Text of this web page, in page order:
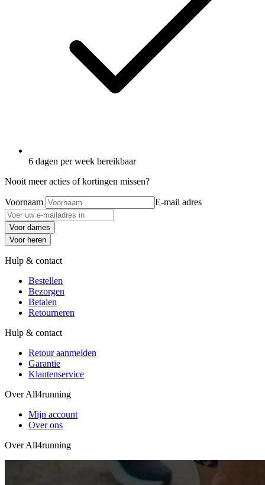
6 dagen per week bereikbaar
Nooit meer acties of kortingen missen?
Voornaam E-mail adres
Voor dames
Voor heren
Hulp & contact
Bestellen
Bezorgen
Betalen
Retourneren
Hulp & contact
Retour aanmelden
Garantie
Klantenservice
Over All4running
Mijn account
Over ons
Over All4running